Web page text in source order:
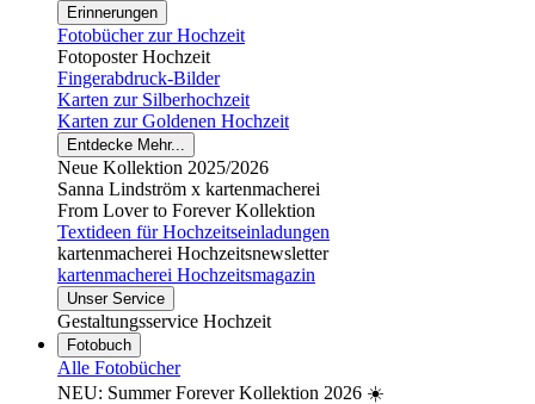
Erinnerungen
Fotobücher zur Hochzeit
Fotoposter Hochzeit
Fingerabdruck-Bilder
Karten zur Silberhochzeit
Karten zur Goldenen Hochzeit
Entdecke Mehr...
Neue Kollektion 2025/2026
Sanna Lindström x kartenmacherei
From Lover to Forever Kollektion
Textideen für Hochzeitseinladungen
kartenmacherei Hochzeitsnewsletter
kartenmacherei Hochzeitsmagazin
Unser Service
Gestaltungsservice Hochzeit
Fotobuch
Alle Fotobücher
NEU: Summer Forever Kollektion 2026 ☀️